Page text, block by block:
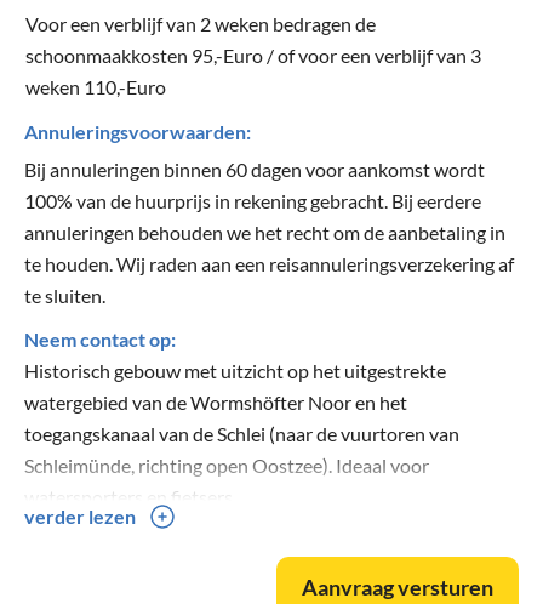
Voor een verblijf van 2 weken bedragen de
schoonmaakkosten 95,-Euro / of voor een verblijf van 3
weken 110,-Euro
Annuleringsvoorwaarden:
Bij annuleringen binnen 60 dagen voor aankomst wordt
100% van de huurprijs in rekening gebracht. Bij eerdere
annuleringen behouden we het recht om de aanbetaling in
te houden. Wij raden aan een reisannuleringsverzekering af
te sluiten.
Neem contact op:
Historisch gebouw met uitzicht op het uitgestrekte
watergebied van de Wormshöfter Noor en het
toegangskanaal van de Schlei (naar de vuurtoren van
Schleimünde, richting open Oostzee). Ideaal voor
watersporters en fietsers.
Voormalige molen van het landgoed Oehe, gelegen aan het
strand van de Oostzee, vroeger eigendom van de Deense
verder lezen
Aanvraag versturen